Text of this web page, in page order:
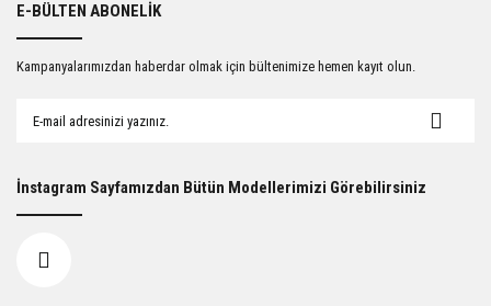
E-BÜLTEN ABONELİK
Kampanyalarımızdan haberdar olmak için bültenimize hemen kayıt olun.
İnstagram Sayfamızdan Bütün Modellerimizi Görebilirsiniz